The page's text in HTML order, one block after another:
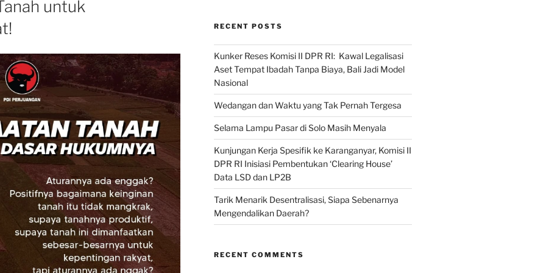
untuk
RECENT POSTS
Kunker Reses Komisi II DPR RI: Kawal Legalisasi
Aset Tempat Ibadah Tanpa Biaya, Bali Jadi Model
Nasional
Wedangan dan Waktu yang Tak Pernah Tergesa
Selama Lampu Pasar di Solo Masih Menyala
Kunjungan Kerja Spesifik ke Karanganyar, Komisi II
DPR RI Inisiasi Pembentukan ‘Clearing House’
Data LSD dan LP2B
Tarik Menarik Desentralisasi, Siapa Sebenarnya
Mengendalikan Daerah?
RECENT COMMENTS